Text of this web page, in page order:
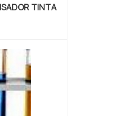
TINTA